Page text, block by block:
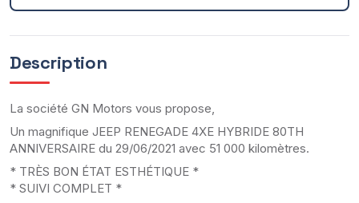
Description
La société GN Motors vous propose,
Un magnifique JEEP RENEGADE 4XE HYBRIDE 80TH
ANNIVERSAIRE du 29/06/2021 avec 51 000 kilomètres.
* TRÈS BON ÉTAT ESTHÉTIQUE *
* SUIVI COMPLET *